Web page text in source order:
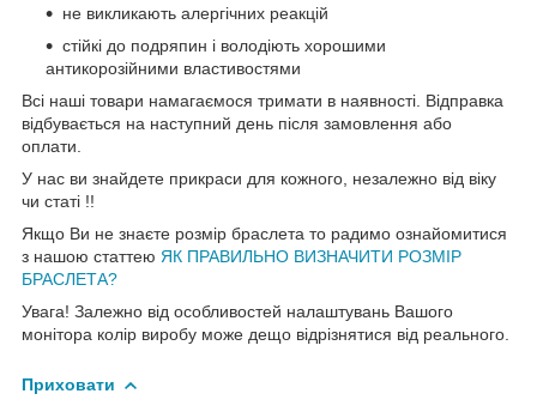
не викликають алергічних реакцій
стійкі до подряпин і володіють хорошими
антикорозійними властивостями
Всі наші товари намагаємося тримати в наявності. Відправка
відбувається на наступний день після замовлення або
оплати.
У нас ви знайдете прикраси для кожного, незалежно від віку
чи статі !!
Якщо Ви не знаєте розмір браслета то радимо ознайомитися
з нашою статтею ЯК ПРАВИЛЬНО ВИЗНАЧИТИ РОЗМІР
БРАСЛЕТА?
Увага! Залежно від особливостей налаштувань Вашого
монітора колір виробу може дещо відрізнятися від реального.
Приховати